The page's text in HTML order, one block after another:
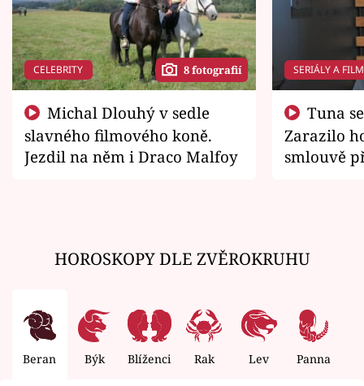
CELEBRITY 8 fotografií
slavného filmového koně.
Jezdil na něm i Draco Malfoy
SERIÁLY A
Zarazilo
smlouvě
HOROSKOPY DLE ZVĚROKRUHU
Beran Býk Blíženci Rak Lev Panna